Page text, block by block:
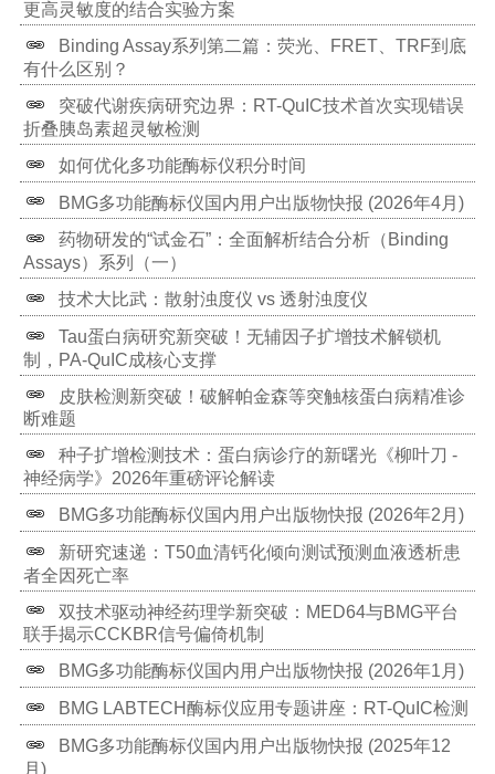
产品描述 相关新闻 相关视频
Binding Assays - 实现研究目标，不止一种方式 –
Part 4
BMG多功能酶标仪国内用户出版物快报 (2026年6月)
Binding Assays系列第三篇｜TR-FRET 与 BRET：
更高灵敏度的结合实验方案
Binding Assay系列第二篇：荧光、FRET、TRF到底
有什么区别？
突破代谢疾病研究边界：RT-QuIC技术首次实现错误
折叠胰岛素超灵敏检测
如何优化多功能酶标仪积分时间
BMG多功能酶标仪国内用户出版物快报 (2026年4月)
药物研发的“试金石”：全面解析结合分析（Binding
Assays）系列（一）
技术大比武：散射浊度仪 vs 透射浊度仪